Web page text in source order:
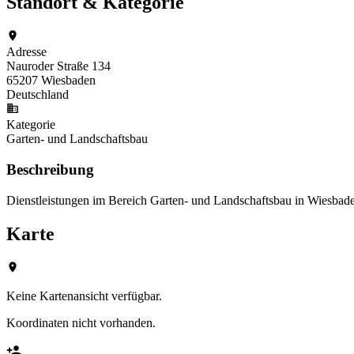
Adresse
Nauroder Straße 134
65207 Wiesbaden
Deutschland
Kategorie
Garten- und Landschaftsbau
Beschreibung
Dienstleistungen im Bereich Garten- und Landschaftsbau in
Karte
Keine Kartenansicht verfügbar.
Koordinaten nicht vorhanden.